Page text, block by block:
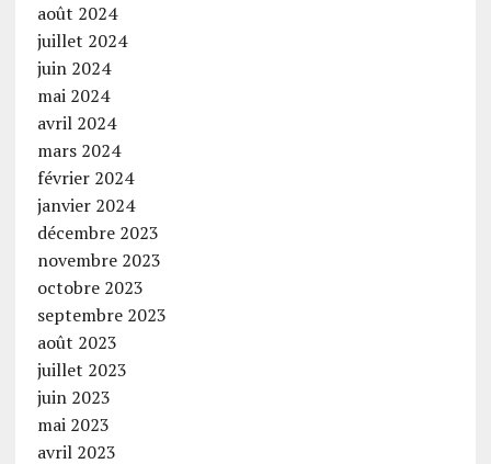
août 2024
juillet 2024
juin 2024
mai 2024
avril 2024
mars 2024
février 2024
janvier 2024
décembre 2023
novembre 2023
octobre 2023
septembre 2023
août 2023
juillet 2023
juin 2023
mai 2023
avril 2023